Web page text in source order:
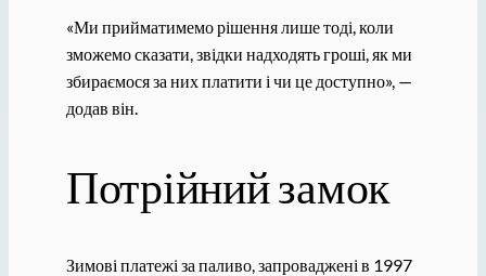
«Ми прийматимемо рішення лише тоді, коли
зможемо сказати, звідки надходять гроші, як ми
збираємося за них платити і чи це доступно», —
додав він.
Потрійний замок
Зимові платежі за паливо, запроваджені в 1997